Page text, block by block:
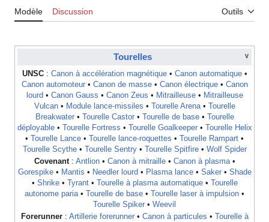
Modèle Discussion Outils
V
Tourelles
UNSC: Canon à accélération magnétique• Canon automatique•
Canon automoteur• Canon de masse• Canon électrique• Canon
lourd • Canon Gauss • Canon Zeus • Mitrailleuse• Mitrailleuse
Vulcan• Module lance-missiles • Tourelle Arena•
Tourelle
Breakwater• Tourelle Castor• Tourelle de base•
Tourelle
déployable• Tourelle Fortress • Tourelle Goalkeeper•
Tourelle Helix
•
Tourelle Lance • Tourelle lance-roquettes • Tourelle Rampart •
Tourelle Scythe• Tourelle Sentry• Tourelle Spitfire• Wolf Spider
Covenant: Antlion• Canon à mitraille• Canon à plasma•
Gorespike• Mantis • Needler lourd • Plasma lance• Saker• Shade
• Shrike• Tyrant• Tourelle à plasma automatique•
Tourelle
autonome paria• Tourelle de base • Tourelle laser à impulsion •
Tourelle Spiker • Weevil
Forerunner: Artillerie forerunner• Canon à particules •
Tourelle à